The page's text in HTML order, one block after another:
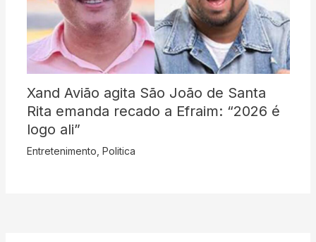
Xand Avião agita São João de Santa
Rita emanda recado a Efraim: “2026 é
logo ali”
Entretenimento Politica